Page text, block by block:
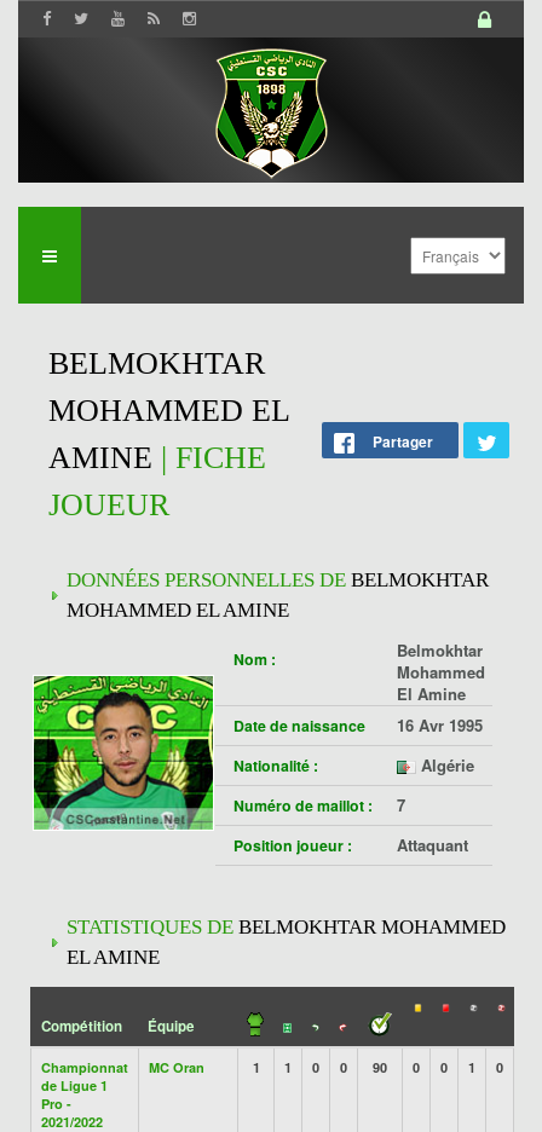
BELMOKHTAR
MOHAMMED EL
AMINE | FICHE
JOUEUR
Partager
DONNÉES PERSONNELLES DE BELMOKHTAR
MOHAMMED EL AMINE
Nom :
Belmokhtar
Mohammed
El Amine
Date de naissance 16 Avr 1995
Nationalité : Algérie
Numéro de maillot : 7
Position joueur : Attaquant
STATISTIQUES DE BELMOKHTAR MOHAMMED
EL AMINE
Compétition Équipe
Championnat
de Ligue 1
Pro -
2021/2022
MC Oran 1 1 0 0 90 0 0 1 0